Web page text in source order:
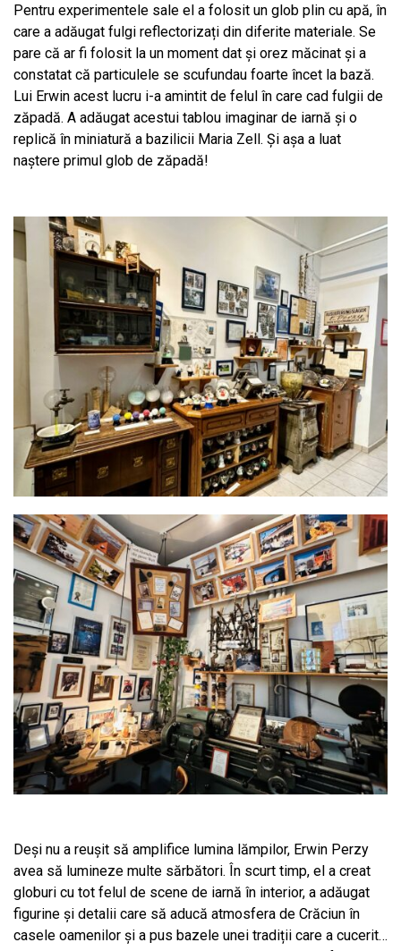
Pentru experimentele sale el a folosit un glob plin cu apă, în
care a adăugat fulgi reflectorizați din diferite materiale. Se
pare că ar fi folosit la un moment dat și orez măcinat și a
constatat că particulele se scufundau foarte încet la bază.
Lui Erwin acest lucru i-a amintit de felul în care cad fulgii de
zăpadă. A adăugat acestui tablou imaginar de iarnă și o
replică în miniatură a bazilicii Maria Zell. Și așa a luat
naștere primul glob de zăpadă!
Deși nu a reușit să amplifice lumina lămpilor, Erwin Perzy
avea să lumineze multe sărbători. În scurt timp, el a creat
globuri cu tot felul de scene de iarnă în interior, a adăugat
figurine și detalii care să aducă atmosfera de Crăciun în
casele oamenilor și a pus bazele unei tradiții care a cucerit…